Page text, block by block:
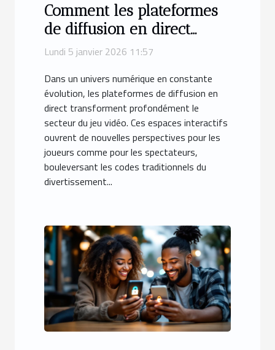
Comment les plateformes
de diffusion en direct
révolutionnent-elles le
Lundi 5 janvier 2026 11:57
Dans un univers numérique en constante
évolution, les plateformes de diffusion en
direct transforment profondément le
secteur du jeu vidéo. Ces espaces interactifs
ouvrent de nouvelles perspectives pour les
joueurs comme pour les spectateurs,
bouleversant les codes traditionnels du
divertissement...